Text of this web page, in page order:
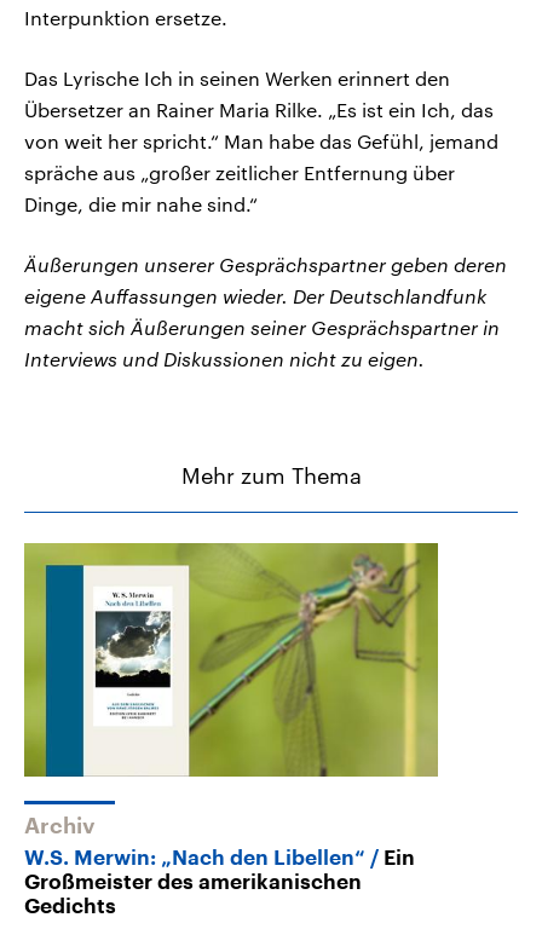
Interpunktion ersetze.
Das Lyrische Ich in seinen Werken erinnert den
Übersetzer an Rainer Maria Rilke. „Es ist ein Ich, das
von weit her spricht.“ Man habe das Gefühl, jemand
spräche aus „großer zeitlicher Entfernung über
Dinge, die mir nahe sind.“
Äußerungen unserer Gesprächspartner geben deren
eigene Auffassungen wieder. Der Deutschlandfunk
macht sich Äußerungen seiner Gesprächspartner in
Interviews und Diskussionen nicht zu eigen.
Mehr zum Thema
Archiv
W.S. Merwin: „Nach den Libellen“
Ein
Großmeister des amerikanischen
Gedichts